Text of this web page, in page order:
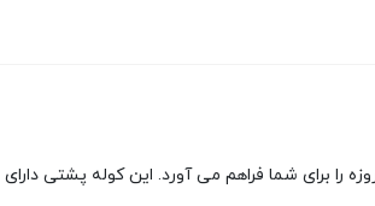
را برای شما فراهم می آورد. این کوله پشتی